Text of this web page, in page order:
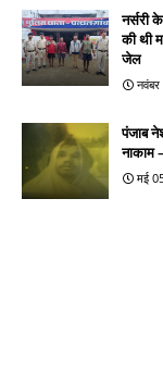
नर्सरी
की थी
जेल
पंजाब
नाकाम
मई